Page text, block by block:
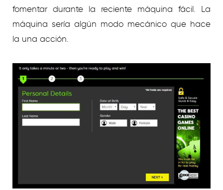
fomentar durante la reciente máquina fácil. La
máquina serí­a algún modo mecánico que hace
la una acción.